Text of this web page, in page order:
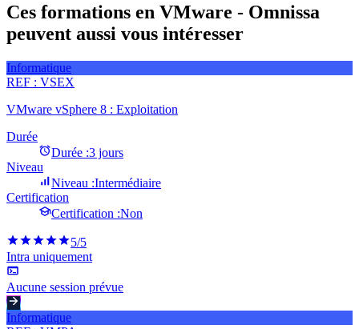
Ces formations en VMware - Omnissa
peuvent aussi vous intéresser
Informatique
REF : VSEX
VMware vSphere 8 : Exploitation
Durée
Durée :3 jours
Niveau
Niveau :Intermédiaire
Certification
Certification :Non
5/5
Intra uniquement
Aucune session prévue
Informatique